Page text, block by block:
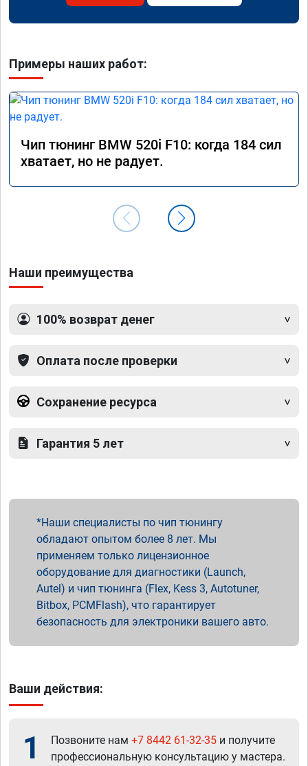
Примеры наших работ:
Чип тюнинг BMW 520i F10: когда 184 сил
хватает, но не радует.
Наши преимущества
100% возврат денег
Оплата после проверки
Сохранение ресурса
Гарантия 5 лет
Наши специалисты по чип тюнингу
обладают опытом более 8 лет. Мы
применяем только лицензионное
оборудование для диагностики (Launch,
Autel) и чип тюнинга (Flex, Kess 3, Autotuner,
Bitbox, PCMFlash), что гарантирует
безопасность для электроники вашего авто.
Ваши действия:
1 Позвоните нам +7 8442 61-32-35 и получите
профессиональную консультацию у мастера.